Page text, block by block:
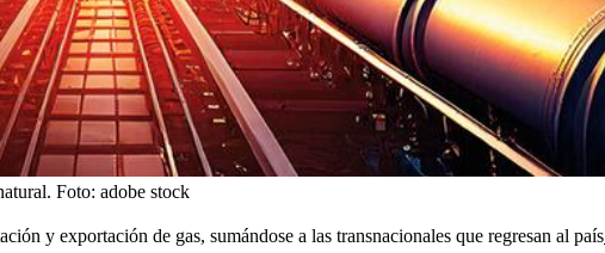
Foto: adobe stock
y exportación de gas, sumándose a las transnacionales que regresan al país